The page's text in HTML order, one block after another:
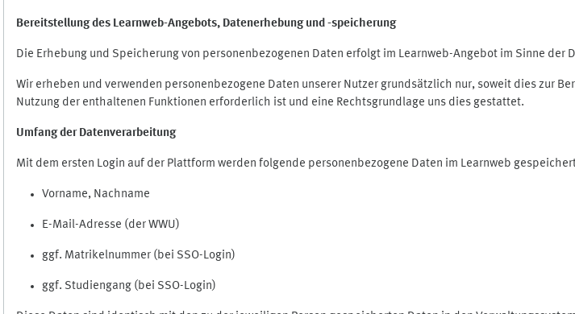
Bereitstellung des Learnweb-Angebots, Datenerhebung und -speicherung
Die Erhebung und Speicherung von personenbezogenen Daten erfolgt im Learnweb-Angebot im Sinne der
Wir erheben und verwenden personenbezogene Daten unserer Nutzer grundsätzlich nur, soweit dies zur
Nutzung der enthaltenen Funktionen erforderlich ist und eine Rechtsgrundlage uns dies gestattet.
Umfang der Datenverarbeitung
Mit dem ersten Login auf der Plattform werden folgende personenbezogene Daten im Learnweb
Vorname, Nachname
E-Mail-Adresse (der WWU)
ggf. Matrikelnummer (bei SSO-Login)
ggf. Studiengang (bei SSO-Login)